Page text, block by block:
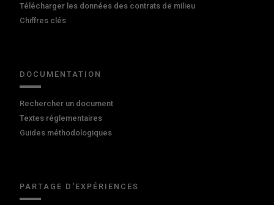
Télécharger les données des contrats de milieu
Chiffres clés
DOCUMENTATION
Rechercher un document
Textes réglementaires
Guides méthodologiques
PARTAGE D'EXPÉRIENCES